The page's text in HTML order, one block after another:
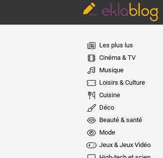
Les plus lus
Cinéma & TV
Musique
Loisirs & Culture
Cuisine
Déco
Beauté & santé
Mode
Jeux & Jeux Vidéo